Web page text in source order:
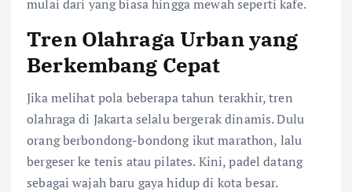
mulai dari yang biasa hingga mewah seperti kafe.
Tren Olahraga Urban yang
Berkembang Cepat
Jika melihat pola beberapa tahun terakhir, tren
olahraga di Jakarta selalu bergerak dinamis. Dulu
orang berbondong-bondong ikut marathon, lalu
bergeser ke tenis atau pilates. Kini, padel datang
sebagai wajah baru gaya hidup di kota besar.